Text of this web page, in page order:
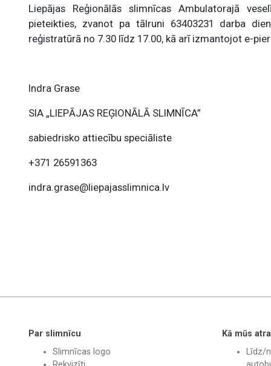
Liepājas Reģionālās slimnīcas Ambulatorajā
pieteikties, zvanot pa tālruni 63403231 darba
reģistratūrā no 7.30 līdz 17.00, kā arī izmantojot e-
Indra Grase
SIA „LIEPĀJAS REĢIONĀLĀ SLIMNĪCA”
sabiedrisko attiecību speciāliste
+371 26591363
indra.grase@liepajasslimnica.lv
Par slimnīcu
Slimnīcas logo
Kā mūs
Līdz/